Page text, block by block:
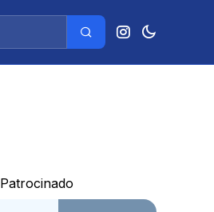
Patrocinado